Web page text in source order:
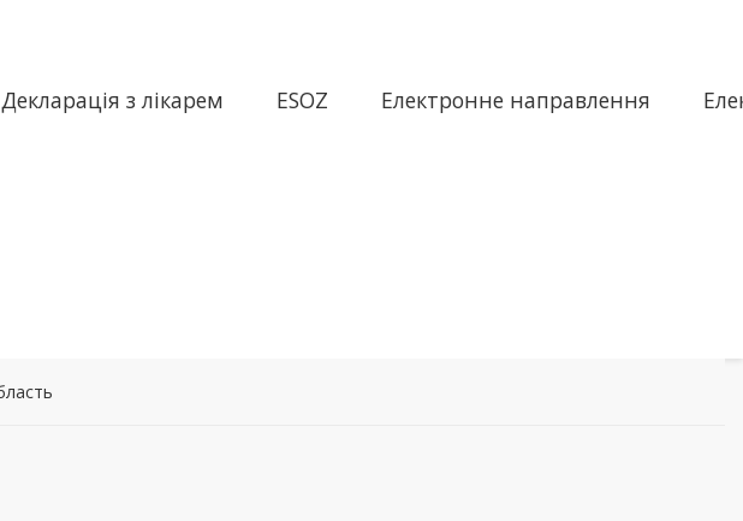
Декларація з лікарем ESOZ Електронне направлення